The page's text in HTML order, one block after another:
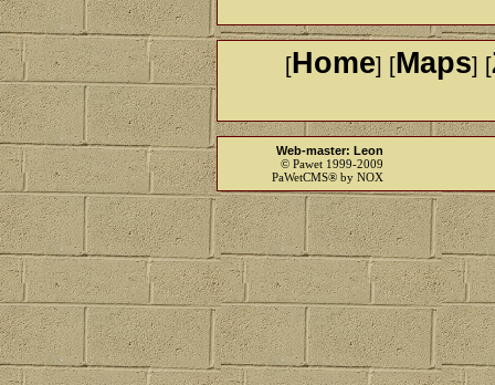
[Home] [Maps] [
Web-master: Leon
© Pawet 1999-2009
PaWetCMS® by NOX